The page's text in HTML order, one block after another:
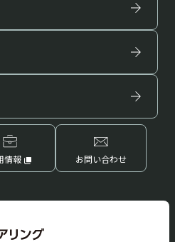
する場合
は児童の健全な育成の推進
ある場合であって、本人の同
であるとき
より当該事務の遂行に支障を
情報 お問い合わせ